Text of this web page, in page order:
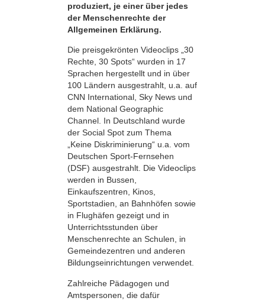
produziert, je einer über jedes
der Menschenrechte der
Allgemeinen Erklärung.
Die preisgekrönten Videoclips „30
Rechte, 30 Spots“ wurden in 17
Sprachen hergestellt und in über
100 Ländern ausgestrahlt, u.a. auf
CNN International, Sky News und
dem National Geographic
Channel. In Deutschland wurde
der Social Spot zum Thema
„Keine Diskriminierung“ u.a. vom
Deutschen Sport-Fernsehen
(DSF) ausgestrahlt. Die Videoclips
werden in Bussen,
Einkaufszentren, Kinos,
Sportstadien, an Bahnhöfen sowie
in Flughäfen gezeigt und in
Unterrichtsstunden über
Menschenrechte an Schulen, in
Gemeindezentren und anderen
Bildungseinrichtungen verwendet.
Zahlreiche Pädagogen und
Amtspersonen, die dafür